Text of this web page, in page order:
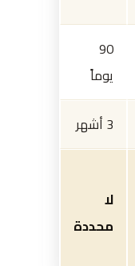
90
يوماً
3 أشهر
لا
محددة